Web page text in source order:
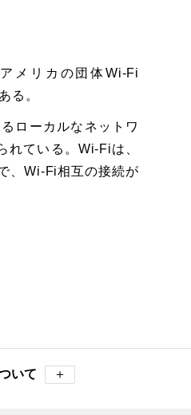
メリカの団体Wi-Fi
る。
ローカルなネットワ
れている。Wi-Fiは、
、Wi-Fi相互の接続が
いて ＋